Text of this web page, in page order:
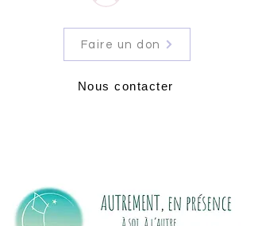
Faire un don
Nous contacter